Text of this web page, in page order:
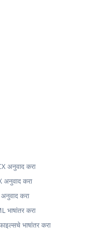
अनुवाद करा
अनुवाद करा
करा
भाषांतर करा
भाषांतर करा